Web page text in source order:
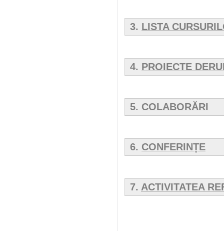
3. LISTA
4. PROIECTE
5. COLABORĂRI
6. CONFERINȚE
7. ACTIVITATEA